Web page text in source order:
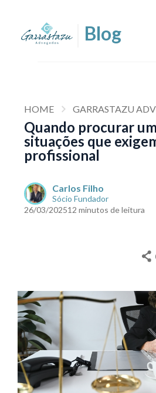
HOME GARRASTAZU
Quando procurar
situações que
profissional
Carlos Filho
Sócio Fundador
26/03/202512 minutos de leitura